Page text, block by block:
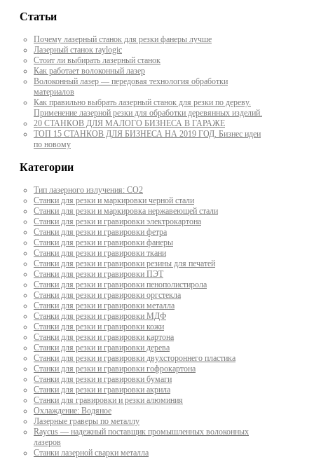
Статьи
Почему лазерный станок для резки фанеры лучше
Лазерный станок raylogic
Стоит ли выбирать лазерный станок
Как работает волоконный лазер
Волоконный лазер — передовая технология обработки
материалов
Как правильно выбрать лазерный станок для резки по дереву.
Применение лазерной резки для обработки деревянных изделий.
20 СТАНКОВ ДЛЯ МАЛОГО БИЗНЕСА В ГАРАЖЕ
ТОП 15 СТАНКОВ ДЛЯ БИЗНЕСА НА 2019 ГОД. Бизнес идеи
по новому
Категории
Тип лазерного излучения: СО2
Станки для резки и маркировки черной стали
Станки для резки и маркировка нержавеющей стали
Станки для резки и гравировки электрокартона
Станки для резки и гравировки фетра
Станки для резки и гравировки фанеры
Станки для резки и гравировки ткани
Станки для резки и гравировки резины для печатей
Станки для резки и гравировки ПЭТ
Станки для резки и гравировки пенополистирола
Станки для резки и гравировки оргстекла
Станки для резки и гравировки металла
Станки для резки и гравировки МДФ
Станки для резки и гравировки кожи
Станки для резки и гравировки картона
Станки для резки и гравировки дерева
Станки для резки и гравировки двухстороннего пластика
Станки для резки и гравировки гофрокартона
Станки для резки и гравировки бумаги
Станки для резки и гравировки акрила
Станки для гравировки и резки алюминия
Охлаждение: Водяное
Лазерные граверы по металлу
Raycus — надежный поставщик промышленных волоконных
лазеров
Cтанки лазерной сварки металла